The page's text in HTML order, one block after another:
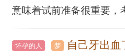
意味着试前准备很重要，
怀孕的人 梦 自己牙出血